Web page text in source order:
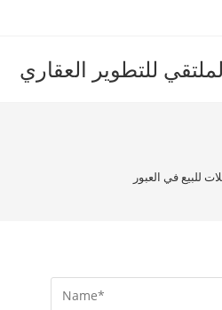
للتطوير العقاري
للبيع في العبور